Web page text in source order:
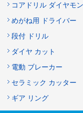
コアドリル ダイヤモ
めがね用 ドライバー
段付 ドリル
ダイヤ カット
電動 ブレーカー
セラミック カッター
ギア リング